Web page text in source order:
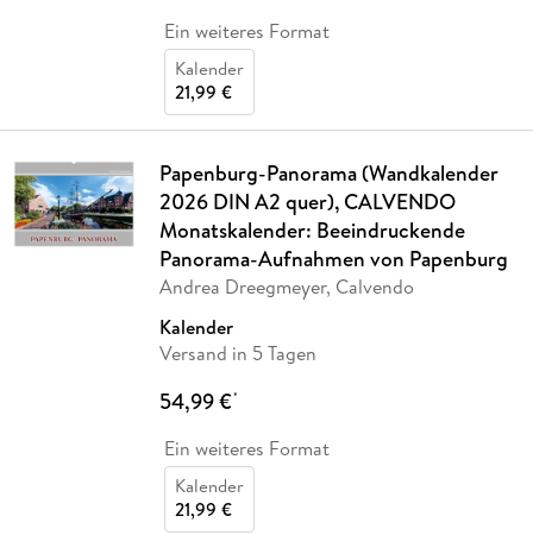
Ein weiteres Format
Kalender
21,99 €
Papenburg-Panorama (Wandkalender
2026 DIN A2 quer), CALVENDO
Monatskalender: Beeindruckende
Panorama-Aufnahmen von Papenburg
Andrea Dreegmeyer, Calvendo
Kalender
Versand in 5 Tagen
54,99 €*
Ein weiteres Format
Kalender
21,99 €